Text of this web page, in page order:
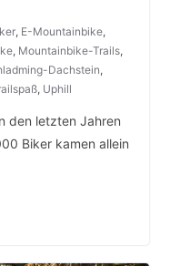
, E-Mountainbike,
, Mountainbike-Trails,
Dachstein,
, Uphill
den letzten Jahren
Biker kamen allein